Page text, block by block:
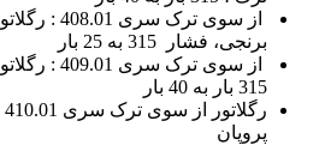
از سوی ترک
برنجی، فشار 315 به 25 بار
از سوی ترک
315 بار به 40 بار
پروپان